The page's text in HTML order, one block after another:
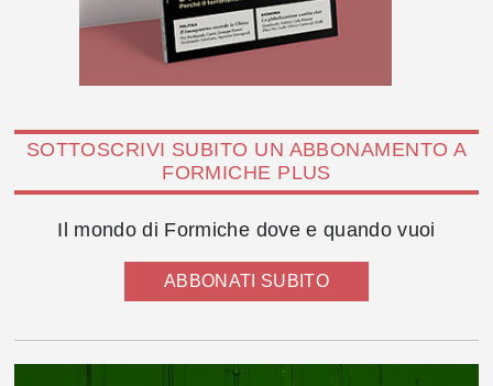
SOTTOSCRIVI SUBITO UN ABBONAMENTO A
FORMICHE PLUS
Il mondo di Formiche dove e quando vuoi
ABBONATI SUBITO